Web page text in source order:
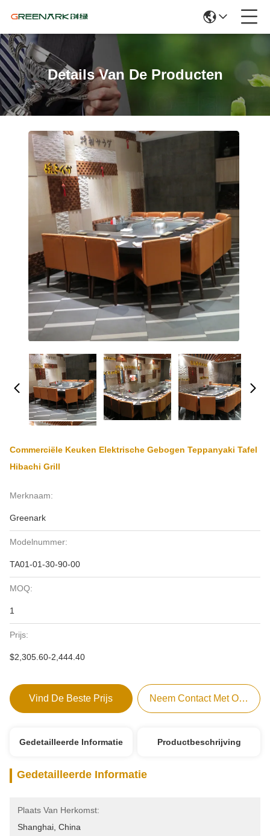
Details Van De Producten
Commerciële Keuken Elektrische Gebogen Teppanyaki Tafel
Hibachi Grill
Merknaam:
Greenark
Modelnummer:
TA01-01-30-90-00
MOQ:
1
Prijs:
$2,305.60-2,444.40
Vind De Beste Prijs Neem Contact Met Ons Op
Gedetailleerde Informatie Productbeschrijving
Gedetailleerde Informatie
Plaats Van Herkomst:
Shanghai, China